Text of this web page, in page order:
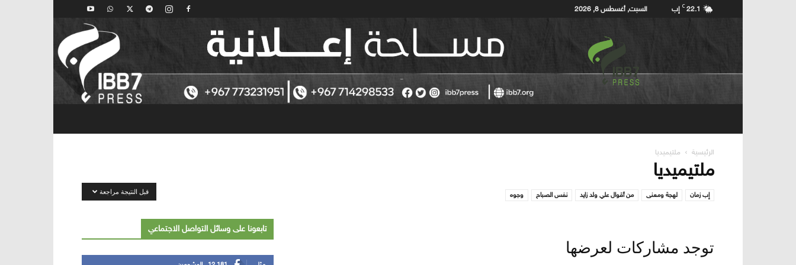
22.1
C إب السبت, أغسطس 8, 2026
إب7برس
Ibb7press
الرئيسية ملتيميديا
ملتيميديا
إب زمان لهجة ومعنى من أقوال علي ولد زايد نفس الصباح وجوه قبل النتيجة مراجعة
توجد مشاركات لعرضها
تابعونا على وسائل التواصل الاجتماعي